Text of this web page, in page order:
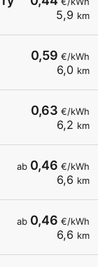
5,9 km
0,59 €/kWh
6,0 km
0,63 €/kWh
6,2 km
ab 0,46 €/kWh
6,6 km
ab 0,46 €/kWh
6,6 km